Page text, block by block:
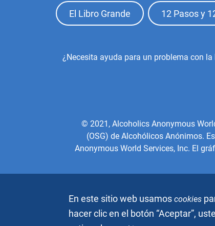
Footer
Top
Menu
El Libro Grande 12 Pasos y
Footer
¿Necesita ayuda para un problema con la
© 2021, Alcoholics Anonymous
(OSG) de Alcohólicos Anónimos.
Anonymous World Services, Inc. El
En este sitio web usamoscookies
hacer clic en el botón “Aceptar”,